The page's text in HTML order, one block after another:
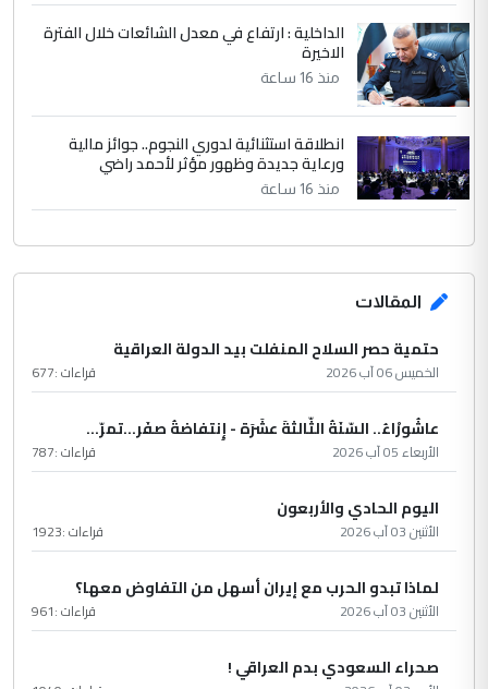
الداخلية : ارتفاع في معدل الشائعات خلال الفترة
الاخيرة
منذ 16 ساعة
انطلاقة استثنائية لدوري النجوم.. جوائز مالية
ورعاية جديدة وظهور مؤثر لأحمد راضي
منذ 16 ساعة
المقالات
حتمية حصر السلاح المنفلت بيد الدولة العراقية
الخميس 06 آب 2026 قراءات :677
عاشُورْاءُ.. السّنَةُ الثّالثةَ عشَرَة - إِنتفاضةُ صفَر…تمرّ...
الأربعاء 05 آب 2026 قراءات :787
اليوم الحادي والأربعون
الأثنين 03 آب 2026 قراءات :1923
لماذا تبدو الحرب مع إيران أسهل من التفاوض معها؟
الأثنين 03 آب 2026 قراءات :961
صحراء السعودي بدم العراقي !